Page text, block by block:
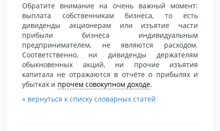
Обратите внимание на очень важный момент:
выплата собственникам бизнеса, то есть
дивиденды акционерам или изъятие части
прибыли бизнеса индивидуальным
предпринимателем, не являются расходом.
Соответственно, ни дивиденды держателям
обыкновенных акций, ни прочие изъятия
капитала не отражаются в отчёте о прибылях и
убытках и прочем совокупном доходе.
« вернуться к списку словарных статей